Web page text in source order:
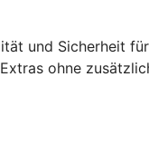
und Sicherheit
ohne